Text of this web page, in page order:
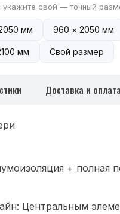
свой — точный
мм 960 × 2050 мм
мм Свой размер
Доставка и оплата
+ полная
Центральным